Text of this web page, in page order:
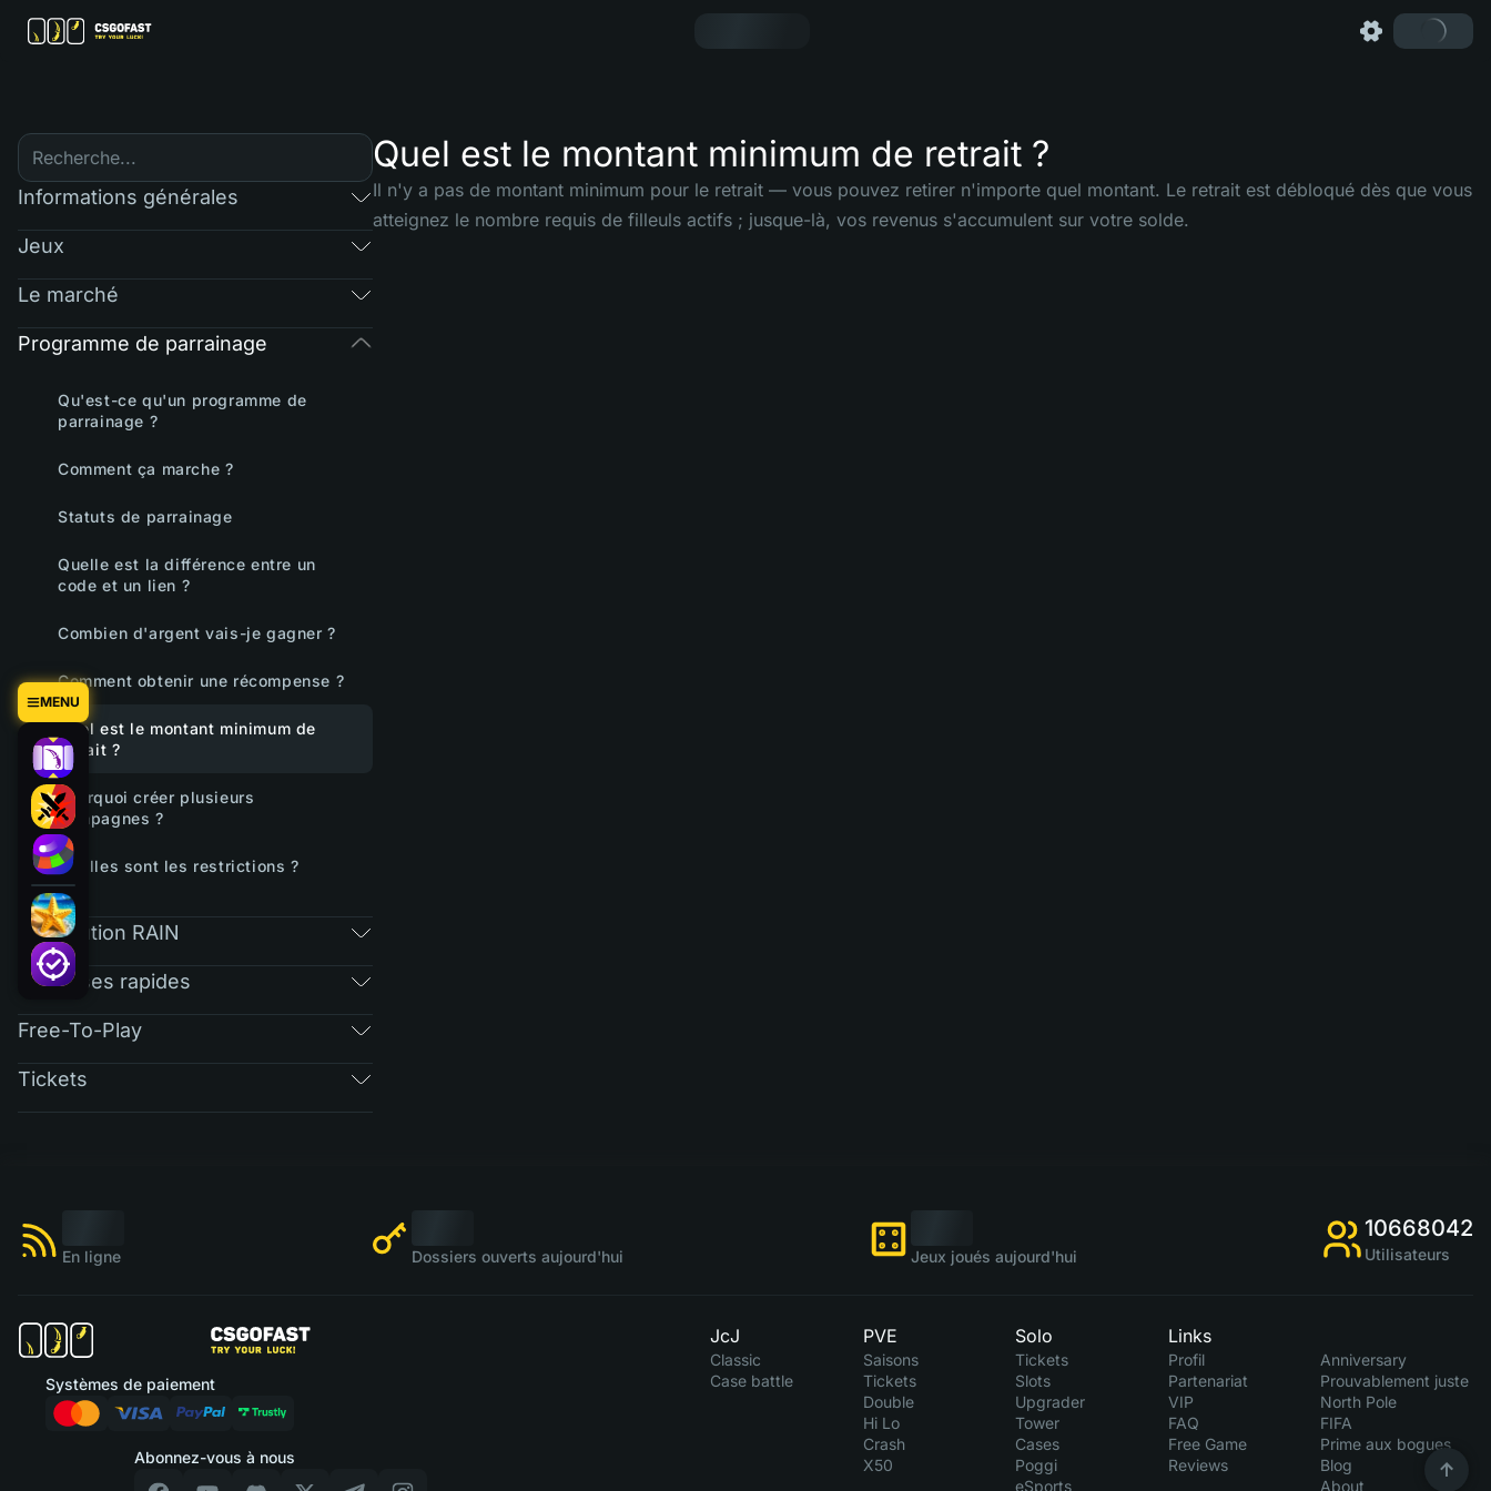
MENU
Informations générales
Jeux
Le marché
Programme de parrainage
Qu'est-ce qu'un programme de
parrainage ?
Comment ça marche ?
Statuts de parrainage
Quelle est la différence entre un
code et un lien ?
Combien d'argent vais-je gagner ?
Comment obtenir une récompense ?
Quel est le montant minimum de
retrait ?
Pourquoi créer plusieurs
campagnes ?
Quelles sont les restrictions ?
Distribution RAIN
Réponses rapides
Free-To-Play
Tickets
Quel est le montant minimum de retrait ?
Il n'y a pas de montant minimum pour le retrait — vous pouvez retirer n'importe quel montant. Le retrait est débloqué dès que vous
atteignez le nombre requis de filleuls actifs ; jusque-là, vos revenus s'accumulent sur votre solde.
En ligne Dossiers ouverts aujourd'hui Jeux joués aujourd'hui
10668042
Utilisateurs
Abonnez-vous à nous
Systèmes de paiement
JcJ
Classic
Case battle
PVE
Saisons
Tickets
Double
Hi Lo
Crash
X50
Solo
Tickets
Slots
Upgrader
Tower
Cases
Poggi
eSports
Links
Profil
Partenariat
VIP
FAQ
Free Game
Reviews
Anniversary
Prouvablement juste
North Pole
FIFA
Prime aux bogues
Blog
About